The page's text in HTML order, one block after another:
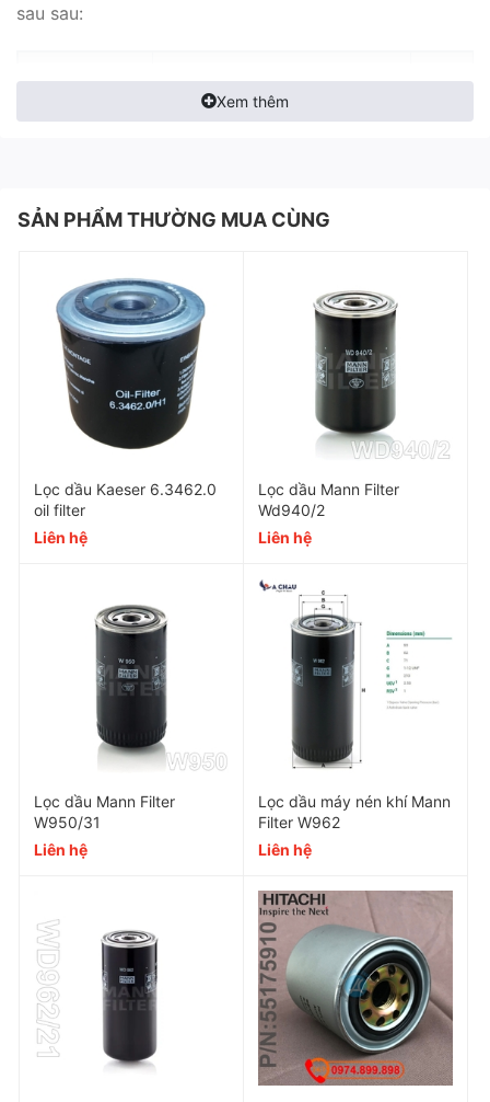
sau sau:
2116029996
Xem thêm
SẢN PHẨM THƯỜNG MUA CÙNG
Lọc dầu Kaeser 6.3462.0
oil filter
Liên hệ
Lọc dầu Mann Filter
Wd940/2
Liên hệ
Lọc dầu Mann Filter
W950/31
Liên hệ
Lọc dầu máy nén khí Mann
Filter W962
Liên hệ